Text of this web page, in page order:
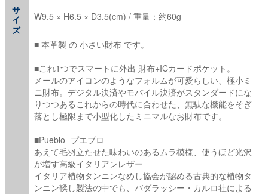
サイズ W9.5 × H6.5 × D3.5(cm) / 重量：約60g
■ 本革製 の 小さい財布 です。
■これ1つでスマートに外出 財布+ICカードポケット。
メールのアイコンのようなフォルムが可愛らしい、極小ミ
ニ財布。デジタル決済やモバイル決済がスタンダードにな
りつつあるこれからの時代に合わせた、無駄な機能をそぎ
落とし極限まで小型化したミニマルなお財布です。
■Pueblo- プエブロ -
あえて毛羽立たせた味わいのあるムラ模様、使うほど光沢
が増す高級イタリアンレザー
イタリア植物タンニンなめし協会が認める古典的な植物タ
ンニン鞣し製法の中でも、バダラッシー・カルロ社による